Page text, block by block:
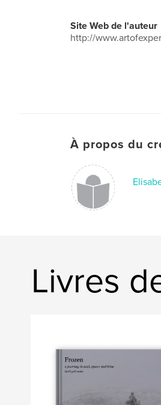
Site Web de l'auteur
http://
À propos du
Livres